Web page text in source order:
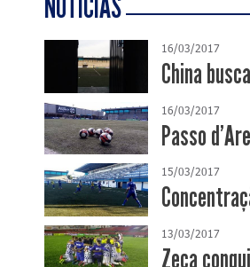
16/03/2017
China
16/03/2017
Passo
15/03/2017
13/03/2017
Zeca